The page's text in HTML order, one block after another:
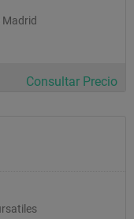
Madrid
Consultar Precio